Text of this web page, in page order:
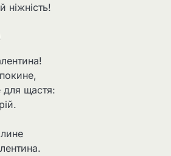
ніжність!
для щастя: